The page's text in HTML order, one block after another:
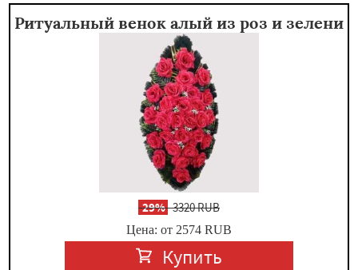
Ритуальный венок алый из роз и зелени
-29%3320 RUB
Цена: от 2574 RUB
Купить